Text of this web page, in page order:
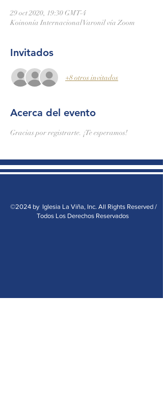
29 oct 2020, 19:30 GMT-4
Koinonía Internacional Varonil vía Zoom
Invitados
+8 otros invitados
Acerca del evento
Gracias por registrarte. ¡Te esperamos!
©2024 by Iglesia La Viña, Inc. All Rights Reserved /
Todos Los Derechos Reservados